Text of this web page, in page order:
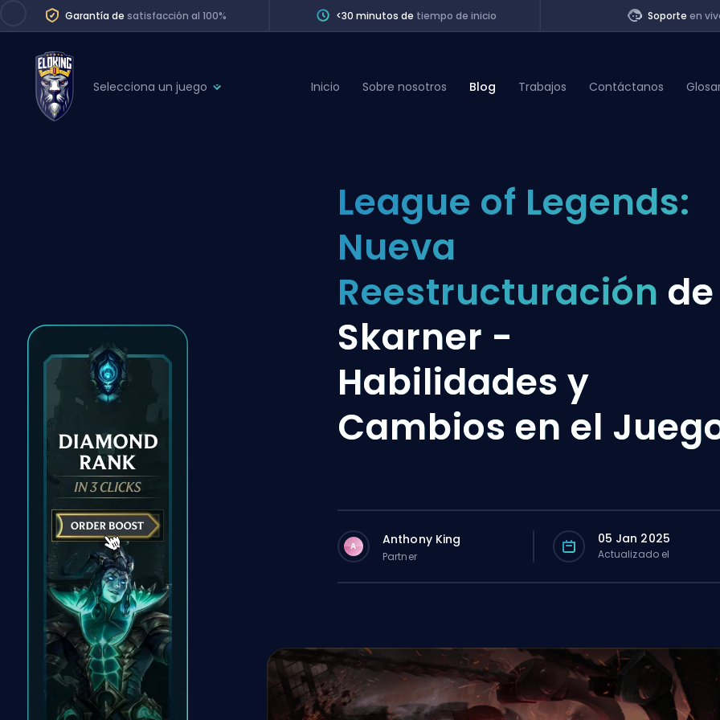
Garantía de satisfacción al 100% <30 minutos de tiempo de inicio Soporteen
Selecciona un juego
Path of Exile 2
Division Boost
Teammate
Inicio Sobre nosotros Blog Trabajos Contáctanos
League of Legends:
Nueva
Reestructuración de
Skarner -
Habilidades y
Cambios en el
A Anthony King
Partner
05 Jan 2025
Actualizado el